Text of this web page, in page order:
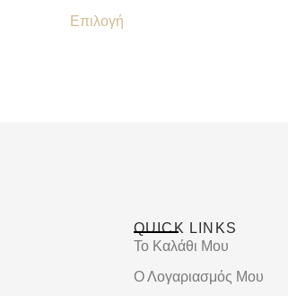
Επιλογή
QUICK LINKS
Το Καλάθι Μου
Ο Λογαριασμός Μου